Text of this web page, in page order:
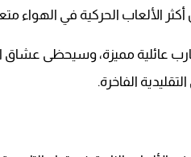
الألعاب الحركية في الهواء
عائلية مميزة، وسيحظى عشاق
الفاخرة.